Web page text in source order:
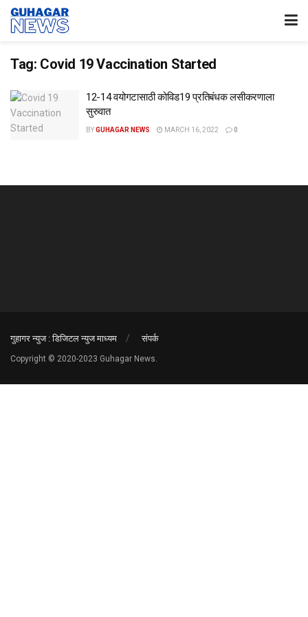
Tag: Covid 19 Vaccination Started
12-14 वयोगटासाठी कोविड19 प्रतिबंधक लसीकरणाला
सुरुवात
BYGUHAGAR NEWS MARCH 16, 2022 0
गुहागर न्युज : डिजिटल न्युज माध्यम संपर्क
Copyright © 2020-2023 Guhagar News.